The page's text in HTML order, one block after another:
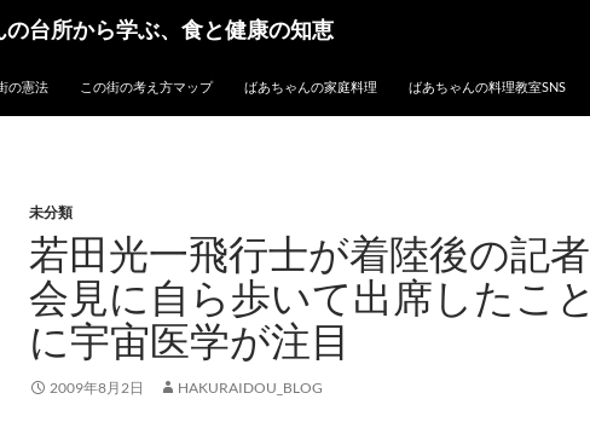
台所から学ぶ、食と健康の知恵
の憲法 この街の考え方マップ ばあちゃんの家庭料理 ばあちゃんの料理教室SNS
未分類
若田光一飛行士が着陸後の記者
会見に自ら歩いて出席したこと
に宇宙医学が注目
2009年8月2日 HAKURAIDOU_BLOG